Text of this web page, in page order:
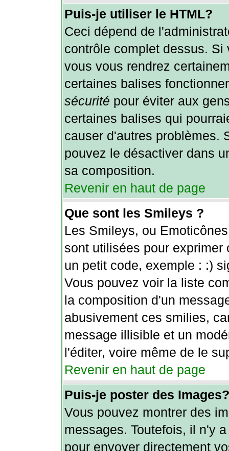
Puis-je utiliser le HTML?
Ceci dépend de
contrôle complet dessus.
vous vous rendrez
certaines balises
sécurité pour éviter aux
certaines balises qui
causer d'autres problèmes.
pouvez le désactiver dans
sa composition.
Revenir en haut de page
Que sont les Smileys ?
Les Smileys, ou
sont utilisées pour
un petit code, exemple : :)
Vous pouvez voir la liste
la composition d'un
abusivement ces smilies,
message illisible et un
l'éditer, voire même de le
Revenir en haut de page
Puis-je poster des Images?
Vous pouvez montrer des
messages. Toutefois, il n'y
pour envoyer directement